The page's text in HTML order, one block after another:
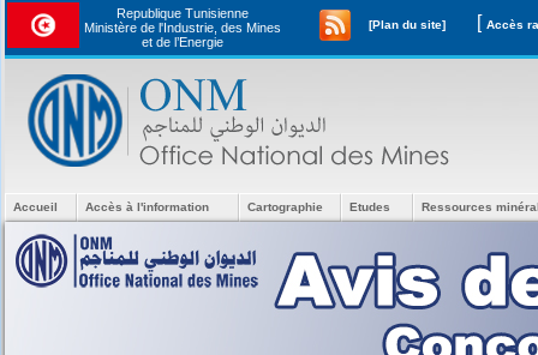
Republique Tunisienne
Ministère de l'Industrie, des Mines
et de l’Energie
[Plan du site] [
Accueil Accès à l'information Cartographie Etudes Ressources